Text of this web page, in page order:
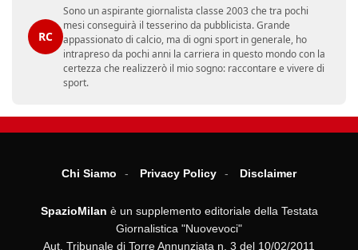
RC
Sono un aspirante giornalista classe 2003 che tra pochi
mesi conseguirà il tesserino da pubblicista. Grande
appassionato di calcio, ma di ogni sport in generale, ho
intrapreso da pochi anni la carriera in questo mondo con la
certezza che realizzerò il mio sogno: raccontare e vivere di
sport.
Chi Siamo Privacy Policy Disclaimer
SpazioMilan è un supplemento editoriale della Testata
Giornalistica "Nuovevoci"
Aut. Tribunale di Torre Annunziata n. 3 del 10/02/2011